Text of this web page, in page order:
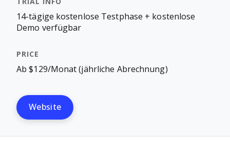
14-tägige kostenlose Testphase + kostenlose
Demo verfügbar
Ab $129/Monat (jährliche Abrechnung)
Website